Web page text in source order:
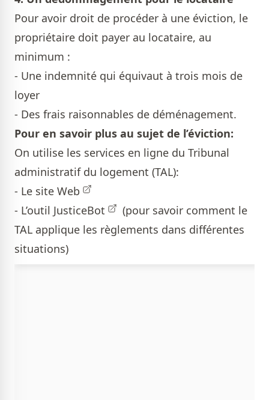
Pour avoir droit de procéder à une éviction, le
propriétaire doit payer au locataire, au
minimum :
- Une indemnité qui équivaut à trois mois de
loyer
- Des frais raisonnables de déménagement.
Pour en savoir plus au sujet de l’éviction:
On utilise les services en ligne du Tribunal
administratif du logement (TAL):
- Le site Web
- L’outil JusticeBot
(pour savoir comment le
TAL applique les règlements dans différentes
situations)